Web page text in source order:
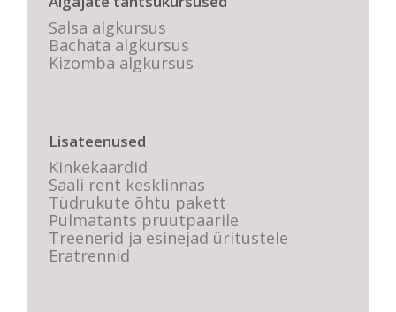
Salsa algkursus
Bachata algkursus
Kizomba algkursus
Lisateenused
Kinkekaardid
Saali rent kesklinnas
Tüdrukute õhtu pakett
Pulmatants pruutpaarile
Treenerid ja esinejad üritustele
Eratrennid